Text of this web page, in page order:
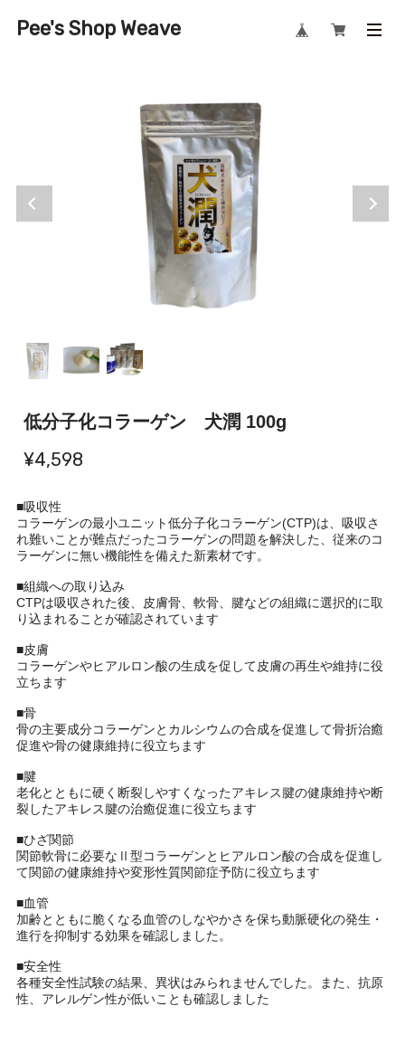
Pee's Shop Weave
低分子化コラーゲン 犬潤 100g
¥4,598
■吸収性
コラーゲンの最小ユニット低分子化コラーゲン(CTP)は、吸収さ
れ難いことが難点だったコラーゲンの問題を解決した、従来のコ
ラーゲンに無い機能性を備えた新素材です。
■組織への取り込み
CTPは吸収された後、皮膚骨、軟骨、腱などの組織に選択的に取
り込まれることが確認されています
■皮膚
コラーゲンやヒアルロン酸の生成を促して皮膚の再生や維持に役
立ちます
■骨
骨の主要成分コラーゲンとカルシウムの合成を促進して骨折治癒
促進や骨の健康維持に役立ちます
■腱
老化とともに硬く断裂しやすくなったアキレス腱の健康維持や断
裂したアキレス腱の治癒促進に役立ちます
■ひざ関節
関節軟骨に必要なⅡ型コラーゲンとヒアルロン酸の合成を促進し
て関節の健康維持や変形性質関節症予防に役立ちます
■血管
加齢とともに脆くなる血管のしなやかさを保ち動脈硬化の発生・
進行を抑制する効果を確認しました。
■安全性
各種安全性試験の結果、異状はみられませんでした。また、抗原
性、アレルゲン性が低いことも確認しました